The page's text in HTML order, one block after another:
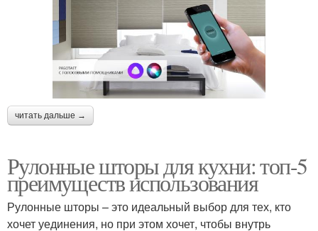
читать дальше →
Рулонные шторы для кухни: топ-5
преимуществ использования
Рулонные шторы – это идеальный выбор для тех, кто
хочет уединения, но при этом хочет, чтобы внутрь